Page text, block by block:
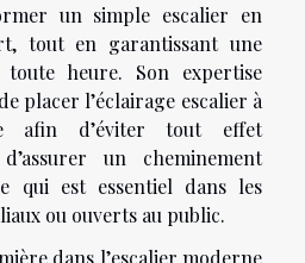
un simple escalier en
tout en garantissant une
heure. Son expertise
placer l’éclairage escalier à
afin d’éviter tout effet
un cheminement
qui est essentiel dans les
ou ouverts au public.
dans l’escalier moderne